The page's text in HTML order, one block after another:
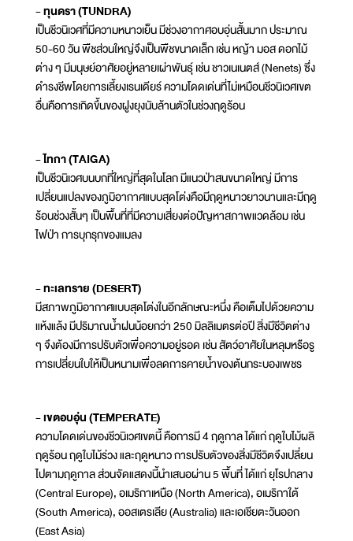
- ทุนดรา (TUNDRA)
เป็นชีวนิเวศที่มีความหนาวเย็น มีช่วงอากาศอบอุ่นสั้นมาก ประมาณ
50-60 วัน พืชส่วนใหญ่จึงเป็นพืชขนาดเล็ก เช่น หญ้า มอส ดอกไม้
ต่าง ๆ มีมนุษย์อาศัยอยู่หลายเผ่าพันธุ์ เช่น ชาวเนเนตส์ (Nenets) ซึ่ง
ดำรงชีพโดยการเลี้ยงเรนเดียร์ ความโดดเด่นที่ไม่เหมือนชีวนิเวศเขต
อื่นคือการเกิดขึ้นของฝูงยุงนับล้านตัวในช่วงฤดูร้อน
- ไทกา (TAIGA)
เป็นชีวนิเวศบนบกที่ใหญ่ที่สุดในโลก มีแนวป่าสนขนาดใหญ่ มีการ
เปลี่ยนแปลงของภูมิอากาศแบบสุดโต่งคือมีฤดูหนาวยาวนานและมีฤดู
ร้อนช่วงสั้นๆ เป็นพื้นที่ที่มีความเสี่ยงต่อปัญหาสภาพแวดล้อม เช่น
ไฟป่า การบุกรุกของแมลง
- ทะเลทราย (DESERT)
มีสภาพภูมิอากาศแบบสุดโต่งในอีกลักษณะหนึ่ง คือเต็มไปด้วยความ
แห้งแล้ง มีปริมาณน้ำฝนน้อยกว่า 250 มิลลิเมตรต่อปี สิ่งมีชีวิตต่าง
ๆ จึงต้องมีการปรับตัวเพื่อความอยู่รอด เช่น สัตว์อาศัยในหลุมหรือรู
การเปลี่ยนใบให้เป็นหนามเพื่อลดการคายน้ำของต้นกระบองเพชร
- เขตอบอุ่น (TEMPERATE)
ความโดดเด่นของชีวนิเวศเขตนี้ คือการมี 4 ฤดูกาล ได้แก่ ฤดูใบไม้ผลิ
ฤดูร้อน ฤดูใบไม้ร่วง และฤดูหนาว การปรับตัวของสิ่งมีชีวิตจึงเปลี่ยน
ไปตามฤดูกาล ส่วนจัดแสดงนี้นำเสนอผ่าน 5 พื้นที่ ได้แก่ ยุโรปกลาง
(Central Europe), อเมริกาเหนือ (North America), อเมริกาใต้
(South America), ออสเตรเลีย (Australia) และเอเชียตะวันออก
(East Asia)